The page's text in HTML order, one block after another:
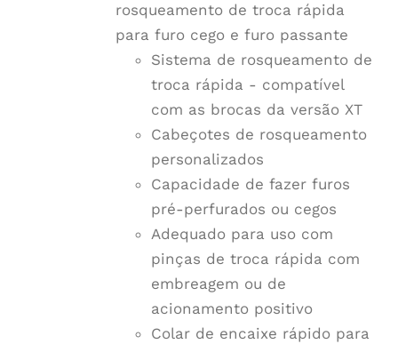
rosqueamento de troca rápida
para furo cego e furo passante
Sistema de rosqueamento de
troca rápida - compatível
com as brocas da versão XT
Cabeçotes de rosqueamento
personalizados
Capacidade de fazer furos
pré-perfurados ou cegos
Adequado para uso com
pinças de troca rápida com
embreagem ou de
acionamento positivo
Colar de encaixe rápido para